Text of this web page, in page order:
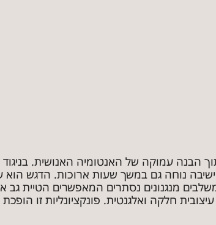
הבנה עמוקה של האנטומיה האנושית. בניגוד
נוחה גם במשך שעות ארוכות. הדגש הוא
מנגנונים נסתרים המאפשרים הטיית גב
חלקה ואלגנטית. פונקציונליות זו